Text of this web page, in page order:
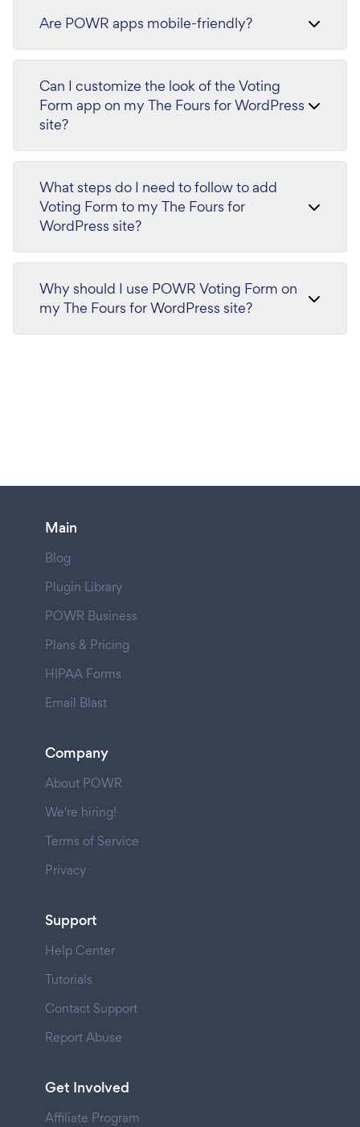
Are POWR apps mobile-friendly?
Can I customize the look of the Voting
Form app on my The Fours for WordPress
site?
What steps do I need to follow to add
Voting Form to my The Fours for
WordPress site?
Why should I use POWR Voting Form on
my The Fours for WordPress site?
Main
Blog
Plugin Library
POWR Business
Plans & Pricing
HIPAA Forms
Email Blast
Company
About POWR
We're hiring!
Terms of Service
Privacy
Support
Help Center
Tutorials
Contact Support
Report Abuse
Get Involved
Affiliate Program